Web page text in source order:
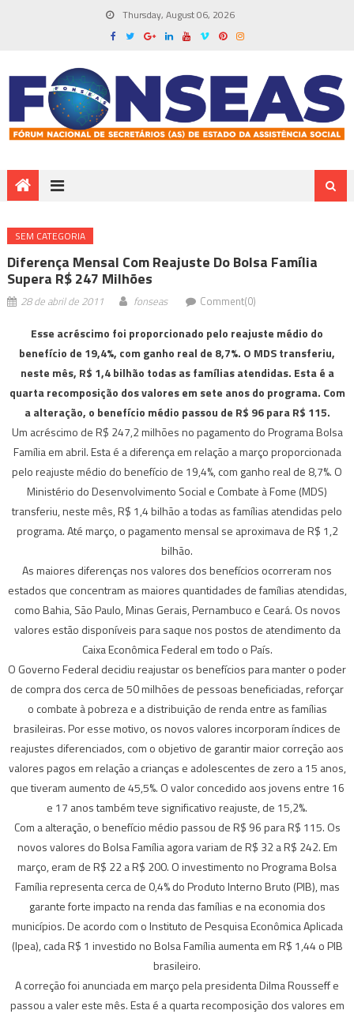
Thursday, August 06, 2026
SEM CATEGORIA
Diferença Mensal Com Reajuste Do Bolsa Família
Supera R$ 247 Milhões
28 de abril de 2011 fonseas Comment(0)
Esse acréscimo foi proporcionado pelo reajuste médio do
benefício de 19,4%, com ganho real de 8,7%. O MDS transferiu,
neste mês, R$ 1,4 bilhão todas as famílias atendidas. Esta é a
quarta recomposição dos valores em sete anos do programa. Com
a alteração, o benefício médio passou de R$ 96 para R$ 115.
Um acréscimo de R$ 247,2 milhões no pagamento do Programa Bolsa
Família em abril. Esta é a diferença em relação a março proporcionada
pelo reajuste médio do benefício de 19,4%, com ganho real de 8,7%. O
Ministério do Desenvolvimento Social e Combate à Fome (MDS)
transferiu, neste mês, R$ 1,4 bilhão a todas as famílias atendidas pelo
programa. Até março, o pagamento mensal se aproximava de R$ 1,2
bilhão.
As maiores diferenças nos valores dos benefícios ocorreram nos
estados que concentram as maiores quantidades de famílias atendidas,
como Bahia, São Paulo, Minas Gerais, Pernambuco e Ceará. Os novos
valores estão disponíveis para saque nos postos de atendimento da
Caixa Econômica Federal em todo o País.
O Governo Federal decidiu reajustar os benefícios para manter o poder
de compra dos cerca de 50 milhões de pessoas beneficiadas, reforçar
o combate à pobreza e a distribuição de renda entre as famílias
brasileiras. Por esse motivo, os novos valores incorporam índices de
reajustes diferenciados, com o objetivo de garantir maior correção aos
valores pagos em relação a crianças e adolescentes de zero a 15 anos,
que tiveram aumento de 45,5%. O valor concedido aos jovens entre 16
e 17 anos também teve significativo reajuste, de 15,2%.
Com a alteração, o benefício médio passou de R$ 96 para R$ 115. Os
novos valores do Bolsa Família agora variam de R$ 32 a R$ 242. Em
março, eram de R$ 22 a R$ 200. O investimento no Programa Bolsa
Família representa cerca de 0,4% do Produto Interno Bruto (PIB), mas
garante forte impacto na renda das famílias e na economia dos
municípios. De acordo com o Instituto de Pesquisa Econômica Aplicada
(Ipea), cada R$ 1 investido no Bolsa Família aumenta em R$ 1,44 o PIB
brasileiro.
A correção foi anunciada em março pela presidenta Dilma Rousseff e
passou a valer este mês. Esta é a quarta recomposição dos valores em